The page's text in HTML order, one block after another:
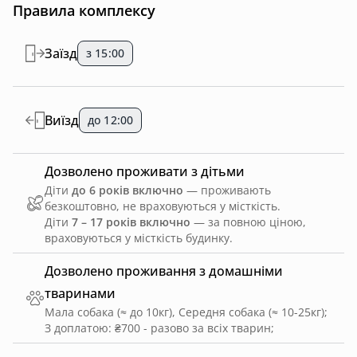
Правила комплексу
Дозволено проживання з домашніми
тваринами
Мала собака (≈ до 10кг), Середня собака (≈ 10-25кг);
З доплатою: ₴700 - разово за всіх тварин;
Заїзд з 15:00
Виїзд до 12:00
Дозволено проживати з дітьми
Діти до 6 років включно — проживають
безкоштовно, не враховуються у місткість.
Діти 7 – 17 років включно — за повною ціною,
враховуються у місткість будинку.